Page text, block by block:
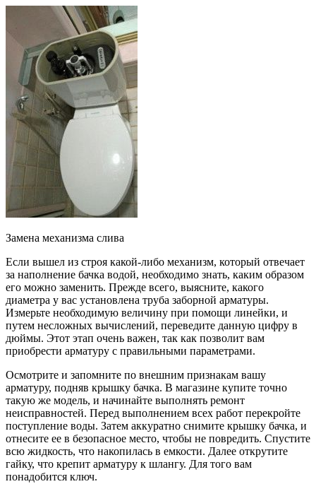
Замена механизма слива
Если вышел из строя какой-либо механизм, который отвечает
за наполнение бачка водой, необходимо знать, каким образом
его можно заменить. Прежде всего, выясните, какого
диаметра у вас установлена труба заборной арматуры.
Измерьте необходимую величину при помощи линейки, и
путем несложных вычислений, переведите данную цифру в
дюймы. Этот этап очень важен, так как позволит вам
приобрести арматуру с правильными параметрами.
Осмотрите и запомните по внешним признакам вашу
арматуру, подняв крышку бачка. В магазине купите точно
такую же модель, и начинайте выполнять ремонт
неисправностей. Перед выполнением всех работ перекройте
поступление воды. Затем аккуратно снимите крышку бачка, и
отнесите ее в безопасное место, чтобы не повредить. Спустите
всю жидкость, что накопилась в емкости. Далее открутите
гайку, что крепит арматуру к шлангу. Для того вам
понадобится ключ.